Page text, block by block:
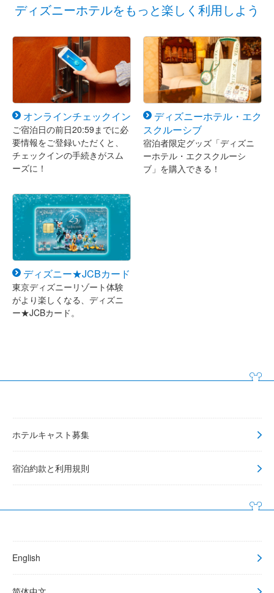
ディズニーホテルをもっと楽しく利用しよう
オンラインチェックイン
ご宿泊日の前日20:59までに必
要情報をご登録いただくと、
チェックインの手続きがスム
ーズに！
ディズニーホテル・エク
スクルーシブ
宿泊者限定グッズ「ディズニ
ーホテル・エクスクルーシ
ブ」を購入できる！
ディズニー★JCBカード
東京ディズニーリゾート体験
がより楽しくなる、ディズニ
ー★JCBカード。
ホテルキャスト募集
宿泊約款と利用規則
English